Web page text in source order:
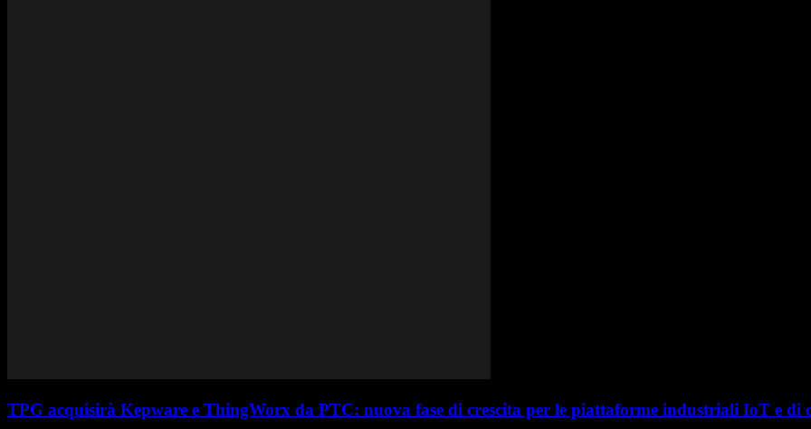
TPG acquisirà Kepware e ThingWorx da PTC: nuova fase di crescita per le piattaforme industriali IoT e di